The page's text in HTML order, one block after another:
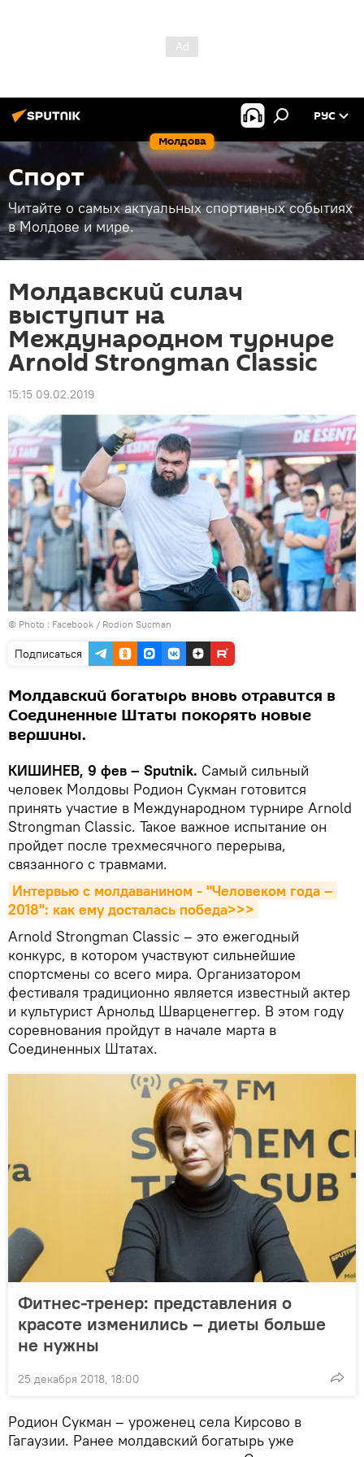
Молдова
РУС
Спорт
Читайте о самых актуальных спортивных событиях
в Молдове и мире.
Молдавский силач
выступит на
Международном турнире
Arnold Strongman Classic
15:15 09.02.2019
© Photo : Facebook / Rodion Sucman
Подписаться
Молдавский богатырь вновь отравится в
Соединенные Штаты покорять новые
вершины.
КИШИНЕВ, 9 фев – Sputnik. Самый сильный
человек Молдовы Родион Сукман готовится
принять участие в Международном турнире Arnold
Strongman Classic. Такое важное испытание он
пройдет после трехмесячного перерыва,
связанного с травмами.
Интервью с молдаванином - "Человеком года –
2018": как ему досталась победа>>>
Arnold Strongman Classic – это ежегодный
конкурс, в котором участвуют сильнейшие
спортсмены со всего мира. Организатором
фестиваля традиционно является известный актер
и культурист Арнольд Шварценеггер. В этом году
соревнования пройдут в начале марта в
Соединенных Штатах.
Фитнес-тренер: представления о
красоте изменились – диеты больше
не нужны
25 декабря 2018, 18:00
Родион Сукман – уроженец села Кирсово в
Гагаузии. Ранее молдавский богатырь уже